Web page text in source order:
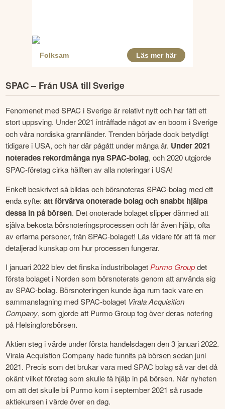
SPAC – Från USA till Sverige
Fenomenet med SPAC i Sverige är relativt nytt och har fått ett
stort uppsving. Under 2021 inträffade något av en boom i Sverige
och våra nordiska grannländer. Trenden började dock betydligt
tidigare i USA, och har där pågått under många år. Under 2021
noterades rekordmånga nya SPAC-bolag, och 2020 utgjorde
SPAC-företag cirka hälften av alla noteringar i USA!
Enkelt beskrivet så bildas och börsnoteras SPAC-bolag med ett
enda syfte: att förvärva onoterade bolag och snabbt hjälpa
dessa in på börsen. Det onoterade bolaget slipper därmed att
själva bekosta börsnoteringsprocessen och får även hjälp, ofta
av erfarna personer, från SPAC-bolaget! Läs vidare för att få mer
detaljerad kunskap om hur processen fungerar.
I januari 2022 blev det finska industribolaget Purmo Group det
första bolaget i Norden som börsnoterats genom att använda sig
av SPAC-bolag. Börsnoteringen kunde äga rum tack vare en
sammanslagning med SPAC-bolaget Virala Acquisition
Company, som gjorde att Purmo Group tog över deras notering
på Helsingforsbörsen.
Aktien steg i värde under första handelsdagen den 3 januari 2022.
Virala Acquistion Company hade funnits på börsen sedan juni
2021. Precis som det brukar vara med SPAC bolag så var det då
okänt vilket företag som skulle få hjälp in på börsen. När nyheten
om att det skulle bli Purmo kom i september 2021 så rusade
aktiekursen i värde över en dag.